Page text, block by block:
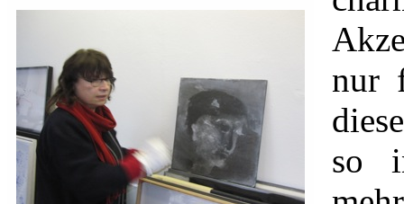
nur
so